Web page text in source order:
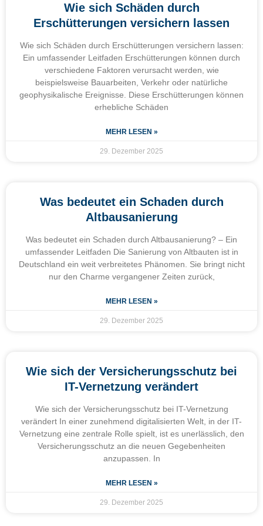
Wie sich Schäden durch
Erschütterungen versichern lassen
Wie sich Schäden durch Erschütterungen versichern lassen:
Ein umfassender Leitfaden Erschütterungen können durch
verschiedene Faktoren verursacht werden, wie
beispielsweise Bauarbeiten, Verkehr oder natürliche
geophysikalische Ereignisse. Diese Erschütterungen können
erhebliche Schäden
MEHR LESEN »
29. Dezember 2025
Was bedeutet ein Schaden durch
Altbausanierung
Was bedeutet ein Schaden durch Altbausanierung? – Ein
umfassender Leitfaden Die Sanierung von Altbauten ist in
Deutschland ein weit verbreitetes Phänomen. Sie bringt nicht
nur den Charme vergangener Zeiten zurück,
MEHR LESEN »
29. Dezember 2025
Wie sich der Versicherungsschutz bei
IT-Vernetzung verändert
Wie sich der Versicherungsschutz bei IT-Vernetzung
verändert In einer zunehmend digitalisierten Welt, in der IT-
Vernetzung eine zentrale Rolle spielt, ist es unerlässlich, den
Versicherungsschutz an die neuen Gegebenheiten
anzupassen. In
MEHR LESEN »
29. Dezember 2025